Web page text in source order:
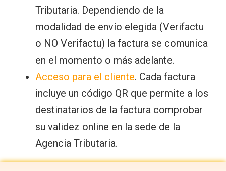
Tributaria. Dependiendo de la
modalidad de envío elegida (Verifactu
o NO Verifactu) la factura se comunica
en el momento o más adelante.
Acceso para el cliente. Cada factura
incluye un código QR que permite a los
destinatarios de la factura comprobar
su validez online en la sede de la
Agencia Tributaria.